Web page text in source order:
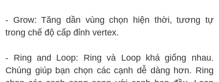
- Grow: Tăng dần vùng chọn hiện thời, tương tự
trong chế độ cấp đỉnh vertex.
- Ring and Loop: Ring và Loop khá giống nhau.
Chúng giúp bạn chọn các cạnh dễ dàng hơn. Ring